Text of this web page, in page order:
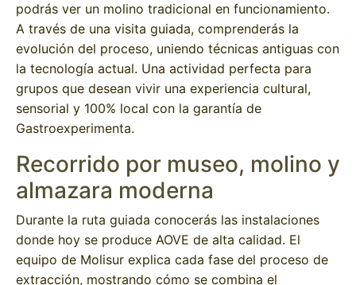
podrás ver un molino tradicional en funcionamiento.
A través de una visita guiada, comprenderás la
evolución del proceso, uniendo técnicas antiguas con
la tecnología actual. Una actividad perfecta para
grupos que desean vivir una experiencia cultural,
sensorial y 100% local con la garantía de
Gastroexperimenta.
Recorrido por museo, molino y
almazara moderna
Durante la ruta guiada conocerás las instalaciones
donde hoy se produce AOVE de alta calidad. El
equipo de Molisur explica cada fase del proceso de
extracción, mostrando cómo se combina el